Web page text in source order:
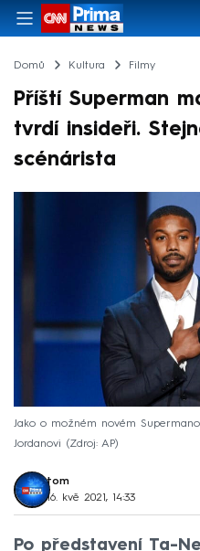
Domů Kultura Filmy
Příští Superman
tvrdí insideři.
scénárista
Jako o možném novém
Jordanovi
Zdroj: AP
tom
16. kvě 2021, 14:33
Po představení Ta-